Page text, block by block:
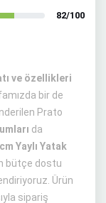
82/100
ve özellikleri
bir de
Prato
da
Yaylı Yatak
bütçe dostu
Ürün
sipariş